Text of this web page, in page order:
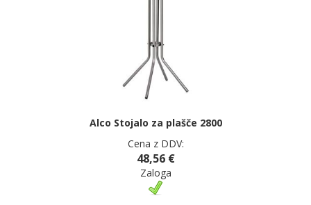
Alco Stojalo za plašče 2800
Cena z DDV:
48,56 €
Zaloga